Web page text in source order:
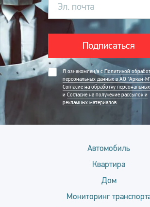
Эл. почта
Подписаться
Я ознакомлен/а с Политикой
персональных данных в АО "Аркан-М"
Согласие на обработку
и Согласие на получение рассылок и
рекламных материалов.
Автомобиль
Квартира
Дом
Мониторинг